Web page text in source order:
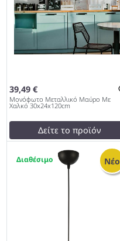
39,49 €
Μονόφωτο Μεταλλικό Μαύρο Με
Χαλκό 30x24x120cm
Δείτε το προϊόν
testFalse
Μονόφωτο Μεταλλικό
Νέο